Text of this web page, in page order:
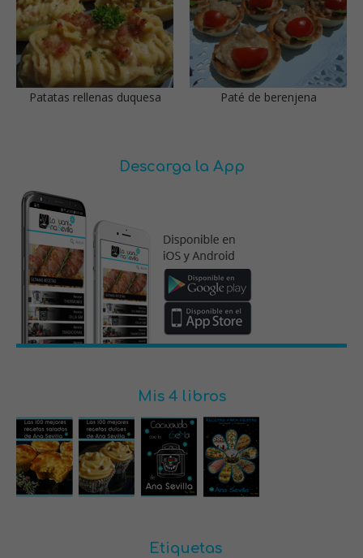
Patatas rellenas duquesa Paté de berenjena
Descarga la App
Mis 4 libros
Etiquetas